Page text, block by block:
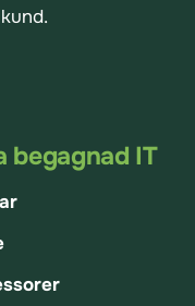
begagnad IT